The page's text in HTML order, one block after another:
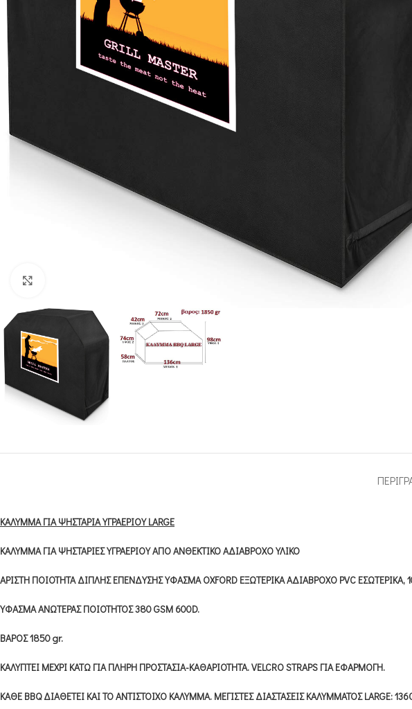
ΚΑΛΥΜΜΑ ΓΙΑ ΨΗΣΤΑΡΙΑ ΥΓΡΑΕΡΙΟΥ LARGE
ΚΑΛΥΜΜΑ ΓΙΑ ΨΗΣΤΑΡΙΕΣ ΥΓΡΑΕΡΙΟΥ ΑΠΟ ΑΝΘΕΚΤΙΚΟ ΑΔΙΑΒΡΟΧΟ ΥΛΙΚΟ
ΑΡΙΣΤΗ ΠΟΙΟΤΗΤΑ ΔΙΠΛΗΣ ΕΠΕΝΔΥΣΗΣ ΥΦΑΣΜΑ OXFORD ΕΞΩΤΕΡΙΚΑ ΑΔΙΑΒΡΟΧΟ PVC ΕΣΩΤΕΡΙΚΑ,
ΥΦΑΣΜΑ ΑΝΩΤΕΡΑΣ ΠΟΙΟΤΗΤΟΣ 380 GSM 600D.
ΒΑΡΟΣ 1850 gr.
ΚΑΛΥΠΤΕΙ ΜΕΧΡΙ ΚΑΤΩ ΓΙΑ ΠΛΗΡΗ ΠΡΟΣΤΑΣΙΑ-ΚΑΘΑΡΙΟΤΗΤΑ. VELCRO STRAPS ΓΙΑ ΕΦΑΡΜΟΓΗ.
ΚΑΘΕ BBQ ΔΙΑΘΕΤΕΙ ΚΑΙ ΤΟ ΑΝΤΙΣΤΟΙΧΟ ΚΑΛΥΜΜΑ. ΜΕΓΙΣΤΕΣ ΔΙΑΣΤΑΣΕΙΣ ΚΑΛΥΜΜΑΤΟΣ LARGE: